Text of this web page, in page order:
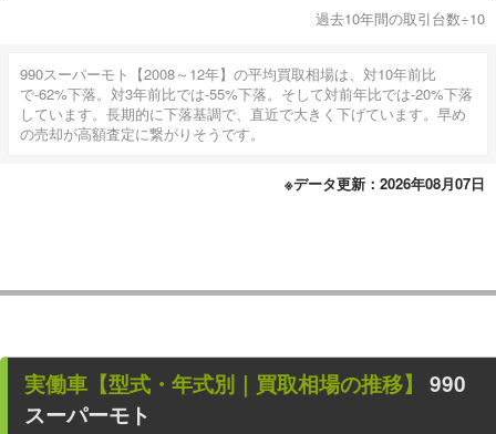
過去10年間の取引台数÷10
990スーパーモト【2008～12年】の平均買取相場は、対10年前比
で-62%下落。対3年前比では-55%下落。そして対前年比では-20%下落
しています。長期的に下落基調で、直近で大きく下げています。早め
の売却が高額査定に繋がりそうです。
※データ更新：2026年08月07日
実働車 【型式・年式別｜買取相場の推移】 990
スーパーモト